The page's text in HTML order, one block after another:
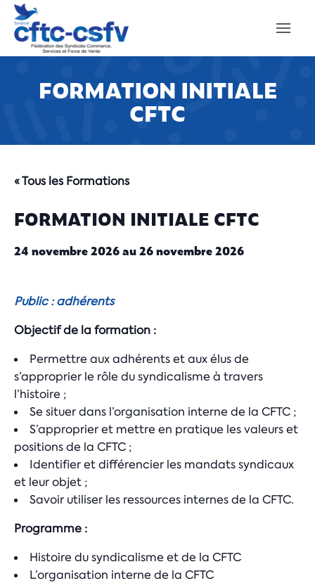
FORMATION INITIALE
CFTC
« Tous les Formations
FORMATION INITIALE CFTC
24 novembre 2026au26 novembre 2026
Public : adhérents
Objectif de la formation :
Permettre aux adhérents et aux élus de
s’approprier le rôle du syndicalisme à travers
l’histoire ;
Se situer dans l’organisation interne de la CFTC ;
S’approprier et mettre en pratique les valeurs et
positions de la CFTC ;
Identifier et différencier les mandats syndicaux
et leur objet ;
Savoir utiliser les ressources internes de la CFTC.
Programme :
Histoire du syndicalisme et de la CFTC
L’organisation interne de la CFTC